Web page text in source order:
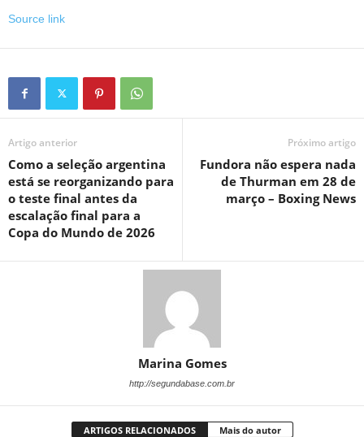
Source link
Artigo anterior
Como a seleção argentina
está se reorganizando para
o teste final antes da
escalação final para a
Copa do Mundo de 2026
Próximo artigo
Fundora não espera nada
de Thurman em 28 de
março – Boxing News
Marina Gomes
http://segundabase.com.br
ARTIGOS RELACIONADOS Mais do autor